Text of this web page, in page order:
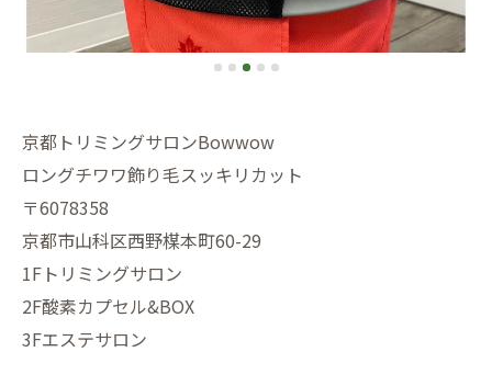
京都トリミングサロンBowwow
ロングチワワ飾り毛スッキリカット
〒6078358
京都市山科区西野楳本町60-29
1Fトリミングサロン
2F酸素カプセル&BOX
3Fエステサロン